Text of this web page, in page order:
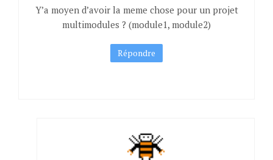
Y’a moyen d’avoir la meme chose pour un projet
multimodules ? (module1, module2)
Répondre